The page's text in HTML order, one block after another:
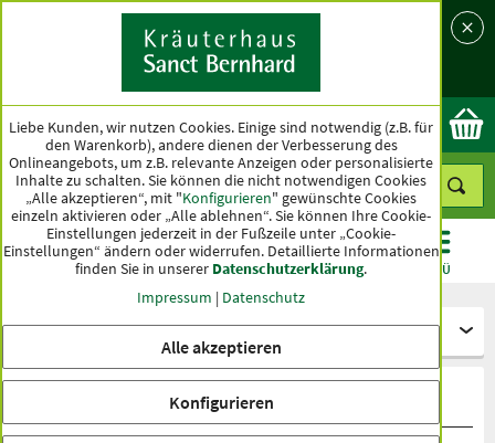
Land
Ok
KATEGORIEN ANGEBOTE TOPSELLER MENÜ
Besondere Ernährung
Riegel, Knabbereien
Liebe Kunden, wir nutzen Cookies. Einige sind notwendig (z.B. für
den Warenkorb), andere dienen der Verbesserung des
Onlineangebots, um z.B. relevante Anzeigen oder personalisierte
Inhalte zu schalten. Sie können die nicht notwendigen Cookies
„Alle akzeptieren“, mit "Konfigurieren" gewünschte Cookies
einzeln aktivieren oder „Alle ablehnen“. Sie können Ihre Cookie-
Einstellungen jederzeit in der Fußzeile unter „Cookie-
Einstellungen“ ändern oder widerrufen. Detaillierte Informationen
finden Sie in unserer Datenschutzerklärung.
Impressum | Datenschutz
Alle akzeptieren
Konfigurieren